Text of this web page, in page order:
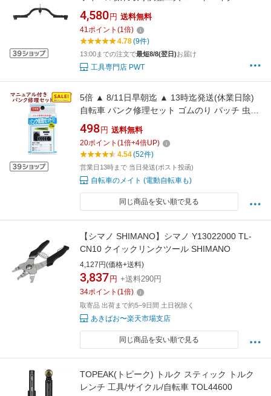
BMX メンテナンス用 タイヤ装着測定可
WAG1930
4,580 円 送料無料
41ポイント (1倍)
4.78(9件)
13:00までの注文で最短8/8(翌日)お届け
工具専門店 PWT
5倍 ▲ 8/11日早朝迄 ▲ 13時迄発送(休業日除)
自転車 パンク修理セット ゴムのり パッチ 虫ゴ
ム のセット品 4973291315145 （ゆ）さ
498 円 送料無料
20ポイント (1倍+4倍UP)
4.54(52件)
営業日13時まで 当日発送(ポスト投函)
自転車のメイト (電動自転車も)
同じ商品を安い順で見る
【シマノ SHIMANO】シマノ Y13022000 TL-
CN10 クイックリンクツール SHIMANO
4,127円(価格+送料)
3,837 円 +送料290円
34ポイント (1倍)
取寄品 出荷まで約5−9日間 土日祝除く
あきばお〜楽天市場支店
同じ商品を安い順で見る
TOPEAK(トピーク) トルク スティック トルク
レンチ 工具/サイクル/自転車 TOL44600